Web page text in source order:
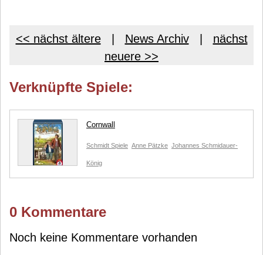
<< nächst ältere| News Archiv| nächst
neuere >>
Verknüpfte Spiele:
Cornwall
Schmidt Spiele Anne Pätzke Johannes Schmidauer-
König
0 Kommentare
Noch keine Kommentare vorhanden